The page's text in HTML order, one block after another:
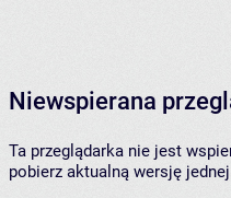
Niewspierana
Ta przeglądarka nie jest
pobierz aktualną wersję